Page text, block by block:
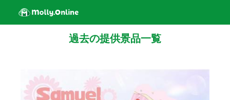
過去の提供景品一覧